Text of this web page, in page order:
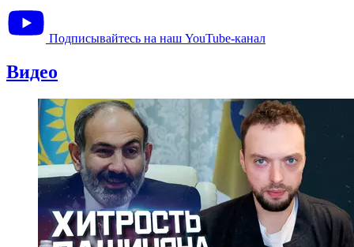
Подписывайтесь на наш YouTube-канал
Видео